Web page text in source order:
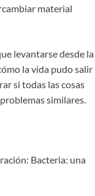
material
levantarse desde la
la vida pudo salir
si todas las cosas
similares.
Bacteria: una